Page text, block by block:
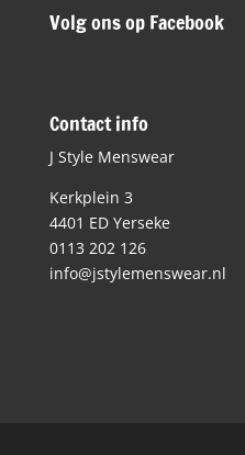
Volg ons op Facebook
Contact info
J Style Menswear
Kerkplein 3
4401 ED Yerseke
0113 202 126
info@jstylemenswear.nl